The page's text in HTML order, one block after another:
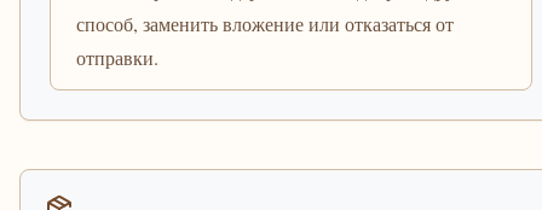
способ, заменить вложение или отказаться от
отправки.